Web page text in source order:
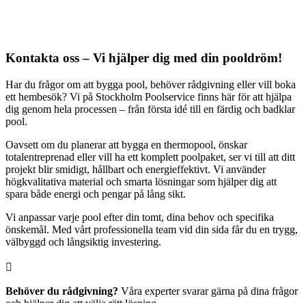
Kontakta oss – Vi hjälper dig med din pooldröm!
Har du frågor om att bygga pool, behöver rådgivning eller vill boka
ett hembesök? Vi på Stockholm Poolservice finns här för att hjälpa
dig genom hela processen – från första idé till en färdig och badklar
pool.
Oavsett om du planerar att bygga en thermopool, önskar
totalentreprenad eller vill ha ett komplett poolpaket, ser vi till att ditt
projekt blir smidigt, hållbart och energieffektivt. Vi använder
högkvalitativa material och smarta lösningar som hjälper dig att
spara både energi och pengar på lång sikt.
Vi anpassar varje pool efter din tomt, dina behov och specifika
önskemål. Med vårt professionella team vid din sida får du en trygg,
välbyggd och långsiktig investering.

Behöver du rådgivning? Våra experter svarar gärna på dina frågor